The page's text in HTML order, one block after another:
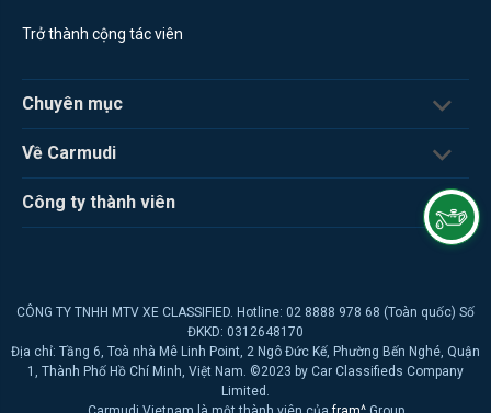
Trở thành cộng tác viên
Chuyên mục
Về Carmudi
Công ty thành viên
CÔNG TY TNHH MTV XE CLASSIFIED. Hotline: 02 8888 978 68 (Toàn quốc) Số
ĐKKD: 0312648170
Địa chỉ: Tầng 6, Toà nhà Mê Linh Point, 2 Ngô Đức Kế, Phường Bến Nghé, Quận
1, Thành Phố Hồ Chí Minh, Việt Nam. ©2023 by Car Classifieds Company
Limited.